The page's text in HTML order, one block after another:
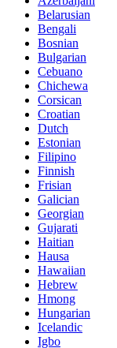
Belarusian
Bengali
Bosnian
Bulgarian
Cebuano
Chichewa
Corsican
Croatian
Dutch
Estonian
Filipino
Finnish
Frisian
Galician
Georgian
Gujarati
Haitian
Hausa
Hawaiian
Hebrew
Hmong
Hungarian
Icelandic
Igbo